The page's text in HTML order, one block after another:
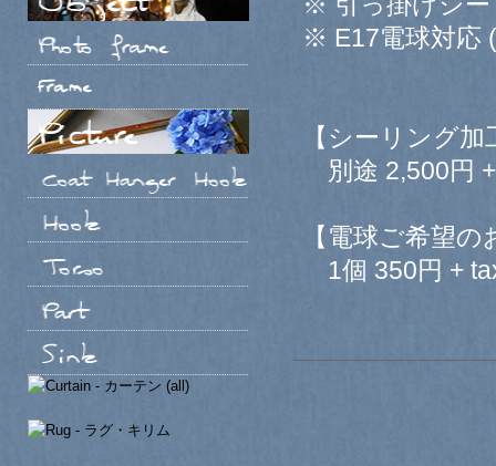
※ E17電球対応
【シーリング
別途 2,500円
【電球ご希望の
1個 350円 +